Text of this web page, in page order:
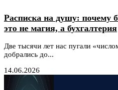
Расписка на душу: почему
это не магия, а бухгалтерия
Две тысячи лет нас пугали
добрались до...
14.06.2026